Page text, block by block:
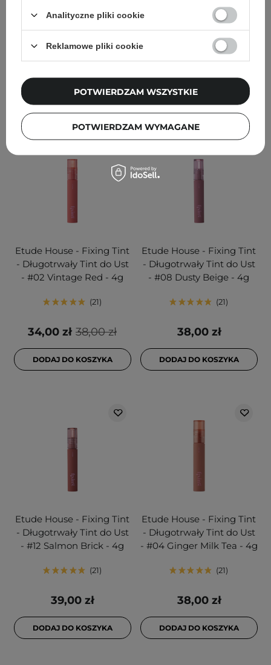
DODAJ DO KOSZYKA DODAJ DO KOSZYKA
Etude House - Fixing Tint
- Długotrwały Tint do Ust
- #02 Vintage Red - 4g
21
38,00 zł
34,00 zł
DODAJ DO KOSZYKA
Etude House - Fixing Tint
- Długotrwały Tint do Ust
- #08 Dusty Beige - 4g
21
38,00 zł
DODAJ DO KOSZYKA
Etude House - Fixing Tint
- Długotrwały Tint do Ust
- #12 Salmon Brick - 4g
21
39,00 zł
DODAJ DO KOSZYKA
Etude House - Fixing Tint
- Długotrwały Tint do Ust
- #04 Ginger Milk Tea - 4g
21
38,00 zł
DODAJ DO KOSZYKA
Analityczne pliki cookie
Reklamowe pliki cookie
POTWIERDZAM WYMAGANE
POTWIERDZAM WSZYSTKIE